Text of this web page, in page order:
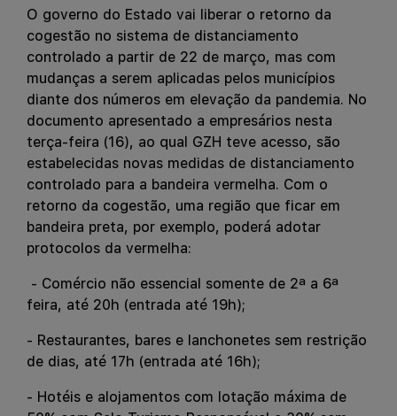
O governo do Estado vai liberar o retorno da
cogestão no sistema de distanciamento
controlado a partir de 22 de março, mas com
mudanças a serem aplicadas pelos municípios
diante dos números em elevação da pandemia. No
documento apresentado a empresários nesta
terça-feira (16), ao qual GZH teve acesso, são
estabelecidas novas medidas de distanciamento
controlado para a bandeira vermelha. Com o
retorno da cogestão, uma região que ficar em
bandeira preta, por exemplo, poderá adotar
protocolos da vermelha:
- Comércio não essencial somente de 2ª a 6ª
feira, até 20h (entrada até 19h);
- Restaurantes, bares e lanchonetes sem restrição
de dias, até 17h (entrada até 16h);
- Hotéis e alojamentos com lotação máxima de